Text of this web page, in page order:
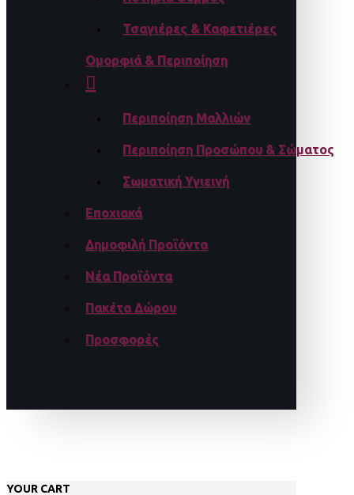
Τσαγιέρες & Καφετιέρες
Ομορφιά & Περιποίηση
Περιποίηση Μαλλιών
Περιποίηση Προσώπου & Σώματος
Σωματική Υγιεινή
Εποχιακά
Δημοφιλή Προϊόντα
Νέα Προϊόντα
Πακέτα Δώρου
Προσφορές
YOUR CART